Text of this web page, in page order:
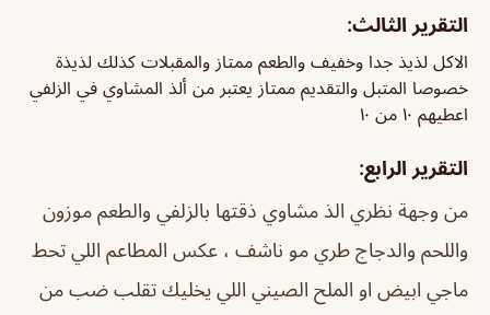
التقرير الثالث:
الاكل لذيذ جدا وخفيف والطعم ممتاز والمقبلات كذلك لذيذة
خصوصا المتبل والتقديم ممتاز يعتبر من ألذ المشاوي في الزلفي
اعطيهم ١٠ من ١٠
التقرير الرابع:
من وجهة نظري الذ مشاوي ذقتها بالزلفي والطعم موزون
واللحم والدجاج طري مو ناشف ، عكس المطاعم اللي تحط
ماجي ابيض او الملح الصيني اللي يخليك تقلب ضب من